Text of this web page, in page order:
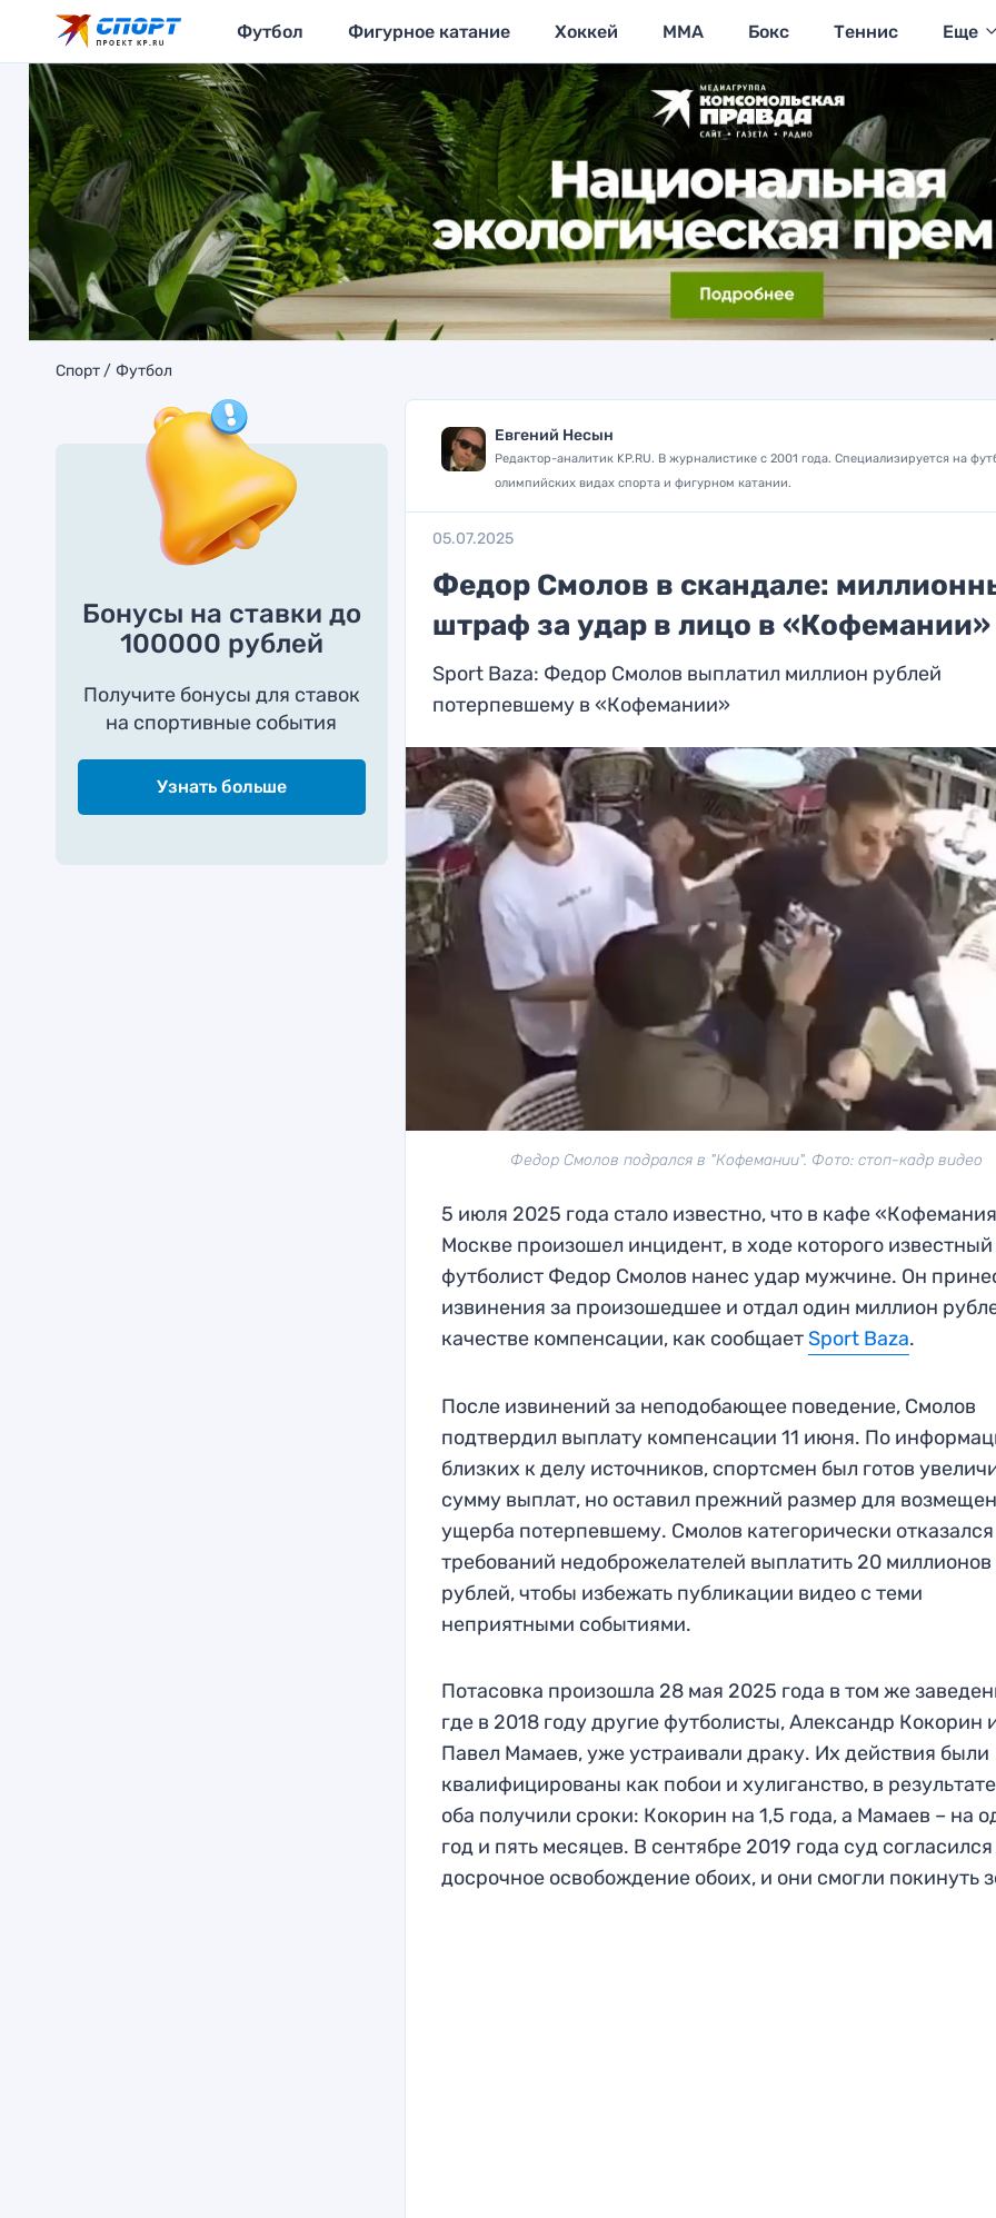
Футбол Фигурное катание Хоккей MMA Бокс Теннис Еще
Спорт Футбол
Бонусы на ставки до
100000 рублей
Получите бонусы для ставок
на спортивные события
Узнать больше
Евгений Несын
Редактор-аналитик KP.RU. В журналистике с 2001 года. Специализируется на
олимпийских видах спорта и фигурном катании.
05.07.2025
Федор Смолов в скандале:
штраф за удар в лицо в «Кофемании»
Sport Baza: Федор Смолов выплатил миллион рублей
потерпевшему в «Кофемании»
Федор Смолов подрался в "Кофемании". Фото: стоп-кадр видео
5 июля 2025 года стало известно, что в кафе
Москве произошел инцидент, в ходе которого известный
футболист Федор Смолов нанес удар мужчине. Он
извинения за произошедшее и отдал один миллион
качестве компенсации, как сообщаетSport Baza.
После извинений за неподобающее поведение, Смолов
подтвердил выплату компенсации 11 июня. По
близких к делу источников, спортсмен был готов
сумму выплат, но оставил прежний размер для
ущерба потерпевшему. Смолов категорически
требований недоброжелателей выплатить 20 миллионов
рублей, чтобы избежать публикации видео с теми
неприятными событиями.
Потасовка произошла 28 мая 2025 года в том же
где в 2018 году другие футболисты, Александр Кокорин
Павел Мамаев, уже устраивали драку. Их действия были
квалифицированы как побои и хулиганство, в
оба получили сроки: Кокорин на 1,5 года, а Мамаев – на
год и пять месяцев. В сентябре 2019 года суд
досрочное освобождение обоих, и они смогли покинуть